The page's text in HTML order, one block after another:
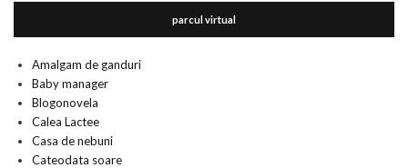
parcul virtual
Amalgam de ganduri
Baby manager
Blogonovela
Calea Lactee
Casa de nebuni
Cateodata soare